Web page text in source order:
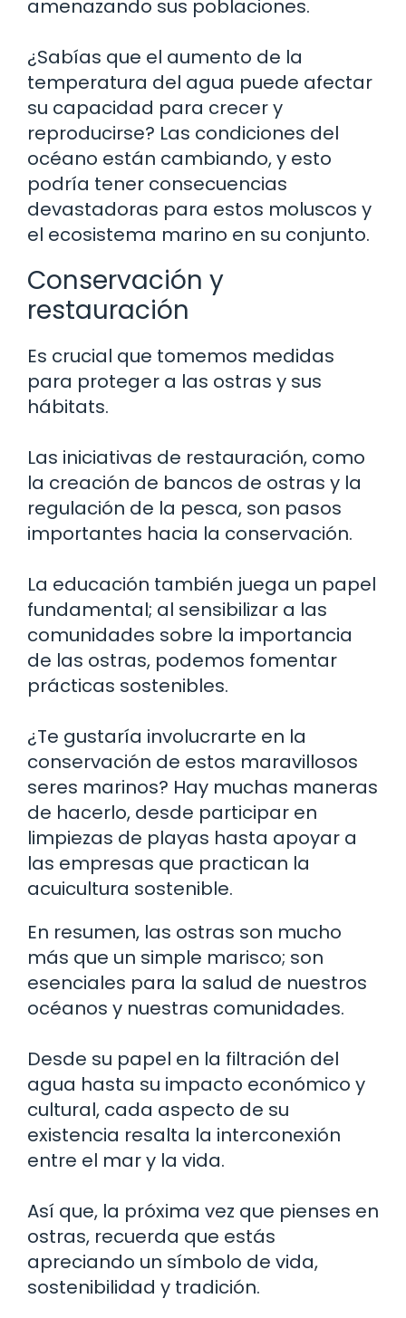
amenazando sus poblaciones.
¿Sabías que el aumento de la
temperatura del agua puede afectar
su capacidad para crecer y
reproducirse? Las condiciones del
océano están cambiando, y esto
podría tener consecuencias
devastadoras para estos moluscos y
el ecosistema marino en su conjunto.
Conservación y
restauración
Es crucial que tomemos medidas
para proteger a las ostras y sus
hábitats.
Las iniciativas de restauración, como
la creación de bancos de ostras y la
regulación de la pesca, son pasos
importantes hacia la conservación.
La educación también juega un papel
fundamental; al sensibilizar a las
comunidades sobre la importancia
de las ostras, podemos fomentar
prácticas sostenibles.
¿Te gustaría involucrarte en la
conservación de estos maravillosos
seres marinos? Hay muchas maneras
de hacerlo, desde participar en
limpiezas de playas hasta apoyar a
las empresas que practican la
acuicultura sostenible.
En resumen, las ostras son mucho
más que un simple marisco; son
esenciales para la salud de nuestros
océanos y nuestras comunidades.
Desde su papel en la filtración del
agua hasta su impacto económico y
cultural, cada aspecto de su
existencia resalta la interconexión
entre el mar y la vida.
Así que, la próxima vez que pienses en
ostras, recuerda que estás
apreciando un símbolo de vida,
sostenibilidad y tradición.